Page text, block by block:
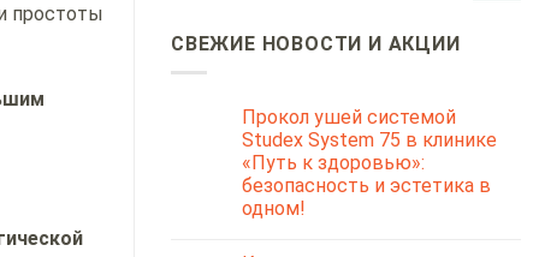
простоты
СВЕЖИЕ НОВОСТИ И АКЦИИ
Прокол ушей системой
Studex System 75 в клинике
«Путь к здоровью»:
безопасность и эстетика в
одном!